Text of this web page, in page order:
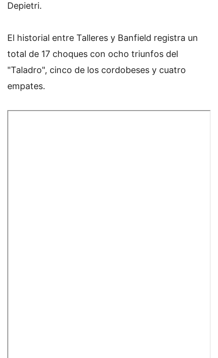
Depietri.
El historial entre Talleres y Banfield registra un
total de 17 choques con ocho triunfos del
"Taladro", cinco de los cordobeses y cuatro
empates.